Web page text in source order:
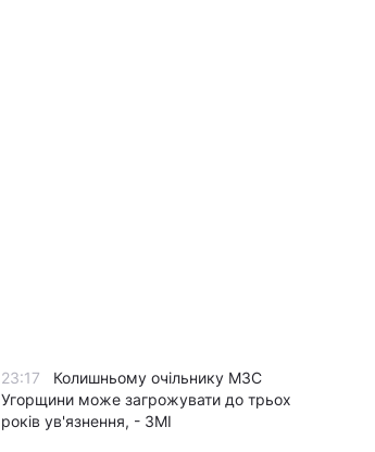
23:17
Колишньому очільнику МЗС
Угорщини може загрожувати до трьох
років ув'язнення, - ЗМІ